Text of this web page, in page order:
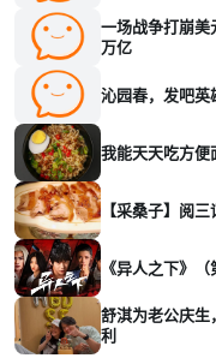
一场战争打崩美
万亿
沁园春，发吧英
我能天天吃方便
【采桑子】阅
《异人之下》
舒淇为老公庆生
利